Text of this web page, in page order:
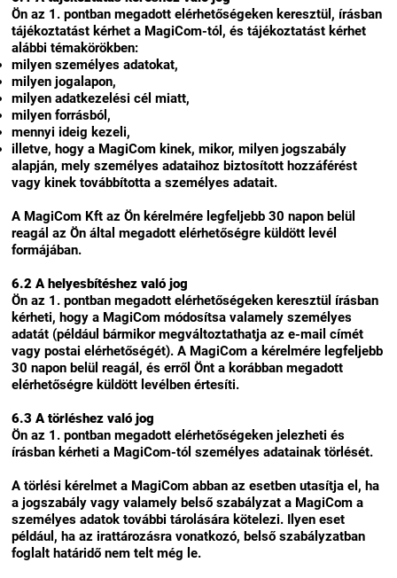
Ön az 1. pontban megadott elérhetőségeken keresztül, írásban
tájékoztatást kérhet a MagiCom-tól, és tájékoztatást kérhet
alábbi témakörökben:
milyen személyes adatokat,
milyen jogalapon,
milyen adatkezelési cél miatt,
milyen forrásból,
mennyi ideig kezeli,
illetve, hogy a MagiCom kinek, mikor, milyen jogszabály
alapján, mely személyes adataihoz biztosított hozzáférést
vagy kinek továbbította a személyes adatait.
A MagiCom Kft az Ön kérelmére legfeljebb 30 napon belül
reagál az Ön által megadott elérhetőségre küldött levél
formájában.
6.2 A helyesbítéshez való jog
Ön az 1. pontban megadott elérhetőségeken keresztül írásban
kérheti, hogy a MagiCom módosítsa valamely személyes
adatát (például bármikor megváltoztathatja az e-mail címét
vagy postai elérhetőségét). A MagiCom a kérelmére legfeljebb
30 napon belül reagál, és erről Önt a korábban megadott
elérhetőségre küldött levélben értesíti.
6.3 A törléshez való jog
Ön az 1. pontban megadott elérhetőségeken jelezheti és
írásban kérheti a MagiCom-tól személyes adatainak törlését.
A törlési kérelmet a MagiCom abban az esetben utasítja el, ha
a jogszabály vagy valamely belső szabályzat a MagiCom a
személyes adatok további tárolására kötelezi. Ilyen eset
például, ha az irattározásra vonatkozó, belső szabályzatban
foglalt határidő nem telt még le.